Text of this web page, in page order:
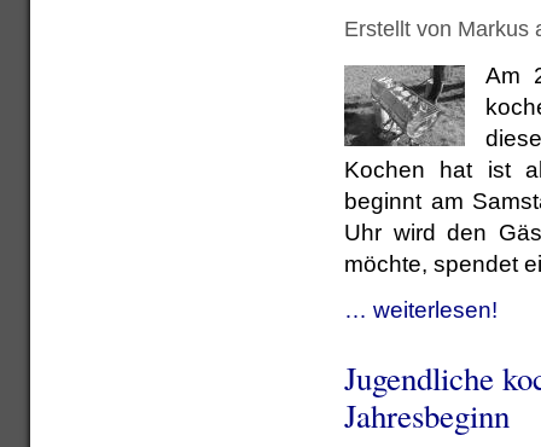
Erstellt von Markus
Am
Kochen hat ist
beginnt am
Uhr wird den
möchte, spendet
… weiterlesen!
Jugendliche
Jahresbeginn